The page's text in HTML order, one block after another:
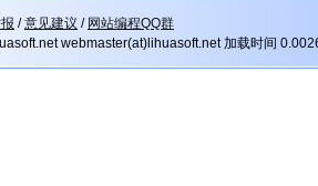
/意见建议 / 网站编程QQ群
webmaster(at)lihuasoft.net 加载时间